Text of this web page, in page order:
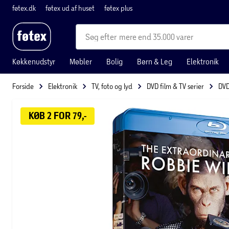
føtex.dk føtex ud af huset føtex plus
mere end 35.000 varer
Køkkenudstyr Møbler Bolig Børn & Leg Elektronik
Forside Elektronik TV, foto og lyd DVD film & TV serier
KØB 2 FOR 79,-